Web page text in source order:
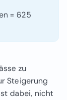
= 625
zu
Steigerung
dabei, nicht